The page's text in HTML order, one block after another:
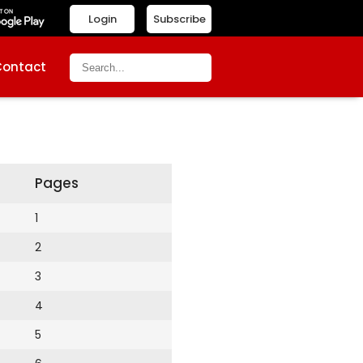
Subscribe
Login
Pages
1
2
3
4
5